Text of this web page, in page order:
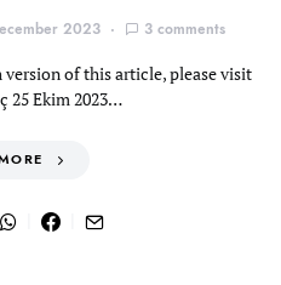
2023 3 comments
of this article, please visit
25 Ekim 2023…